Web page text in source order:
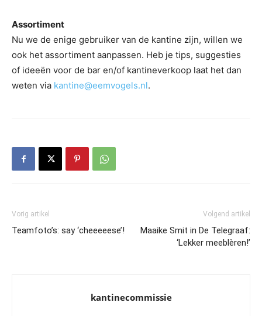
Assortiment
Nu we de enige gebruiker van de kantine zijn, willen we
ook het assortiment aanpassen. Heb je tips, suggesties
of ideeën voor de bar en/of kantineverkoop laat het dan
weten via kantine@eemvogels.nl.
Vorig artikel
Teamfoto’s: say ‘cheeeeese’!
Volgend artikel
Maaike Smit in De Telegraaf:
‘Lekker meeblèren!’
kantinecommissie